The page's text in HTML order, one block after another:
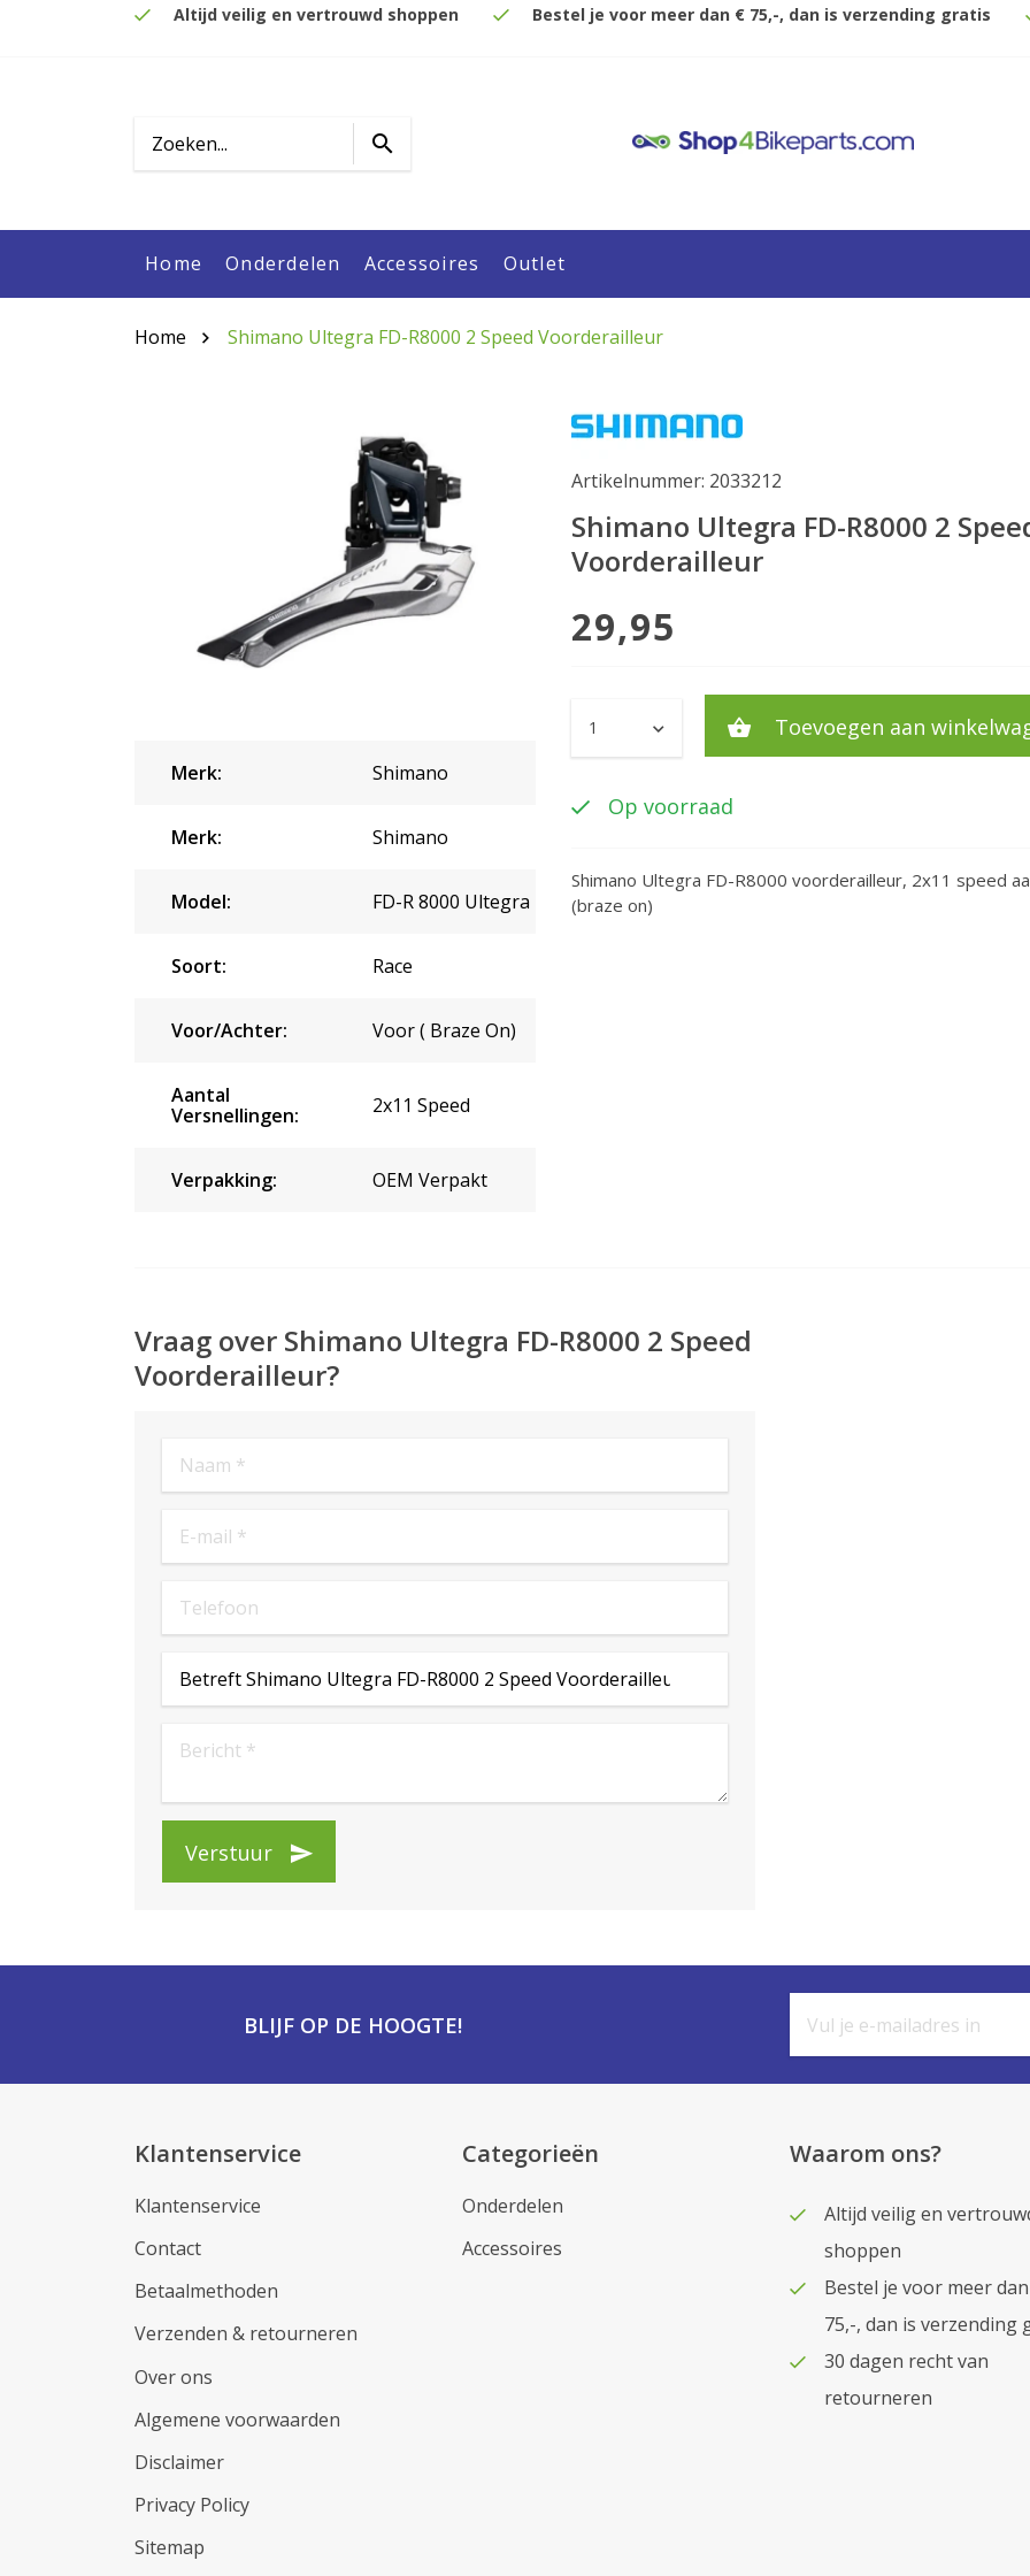
Altijd veilig en vertrouwd shoppen Bestel je voor meer dan € 75,-, dan is verzending gratis
Home Onderdelen Accessoires Outlet
Home Shimano Ultegra FD-R8000 2 Speed Voorderailleur
Merk: Shimano
Merk: Shimano
Model: FD-R 8000 Ultegra
Soort: Race
Voor/Achter: Voor ( Braze On)
Aantal
Versnellingen:
2x11 Speed
Verpakking: OEM Verpakt
Artikelnummer: 2033212
Shimano Ultegra FD-R8000 2
Voorderailleur
29,95
Toevoegen aan
Op voorraad
Shimano Ultegra FD-R8000 voorderailleur, 2x11 speed
(braze on)
Vraag over Shimano Ultegra FD-R8000 2 Speed
Voorderailleur?
Verstuur
BLIJF OP DE HOOGTE!
Klantenservice
Klantenservice
Contact
Betaalmethoden
Verzenden & retourneren
Over ons
Algemene voorwaarden
Disclaimer
Privacy Policy
Sitemap
Categorieën
Onderdelen
Accessoires
Waarom ons?
Altijd veilig en
shoppen
Bestel je voor meer
75,-, dan is verzending
30 dagen recht van
retourneren